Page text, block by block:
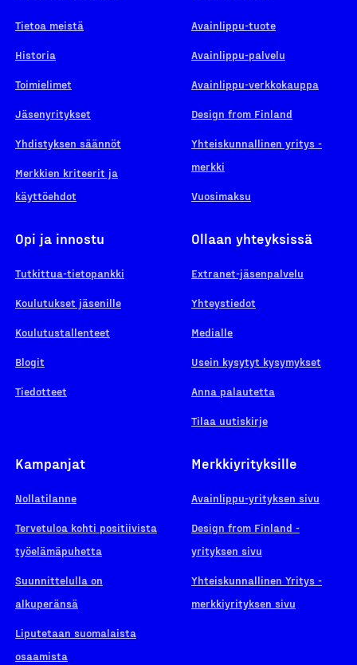
Tietoa meistä
Historia
Toimielimet
Jäsenyritykset
Yhdistyksen säännöt
Merkkien kriteerit ja
käyttöehdot
Avainlippu-tuote
Avainlippu-palvelu
Avainlippu-verkkokauppa
Design from Finland
Yhteiskunnallinen yritys -
merkki
Vuosimaksu
Opi ja innostu
Tutkittua-tietopankki
Koulutukset jäsenille
Koulutustallenteet
Blogit
Tiedotteet
Ollaan yhteyksissä
Extranet-jäsenpalvelu
Yhteystiedot
Medialle
Usein kysytyt kysymykset
Anna palautetta
Tilaa uutiskirje
Kampanjat
Nollatilanne
Tervetuloa kohti positiivista
työelämäpuhetta
Suunnittelulla on
alkuperänsä
Liputetaan suomalaista
osaamista
Merkkiyrityksille
Avainlippu-yrityksen sivu
Design from Finland -
yrityksen sivu
Yhteiskunnallinen Yritys -
merkkiyrityksen sivu